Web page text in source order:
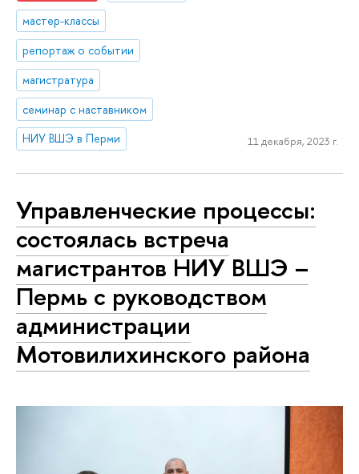
мастер-классы
репортаж о событии
магистратура
семинар с наставником
НИУ ВШЭ в Перми
11 декабря, 2023 г.
Управленческие процессы:
состоялась встреча
магистрантов НИУ ВШЭ –
Пермь с руководством
администрации
Мотовилихинского района